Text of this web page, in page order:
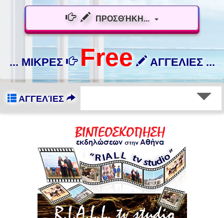
ΠΡΟΣΘΉΚΗ...
... ΜΙΚΡΕΣ Free ΑΓΓΕΛΙΕΣ ...
ΑΓΓΕΛΊΕΣ